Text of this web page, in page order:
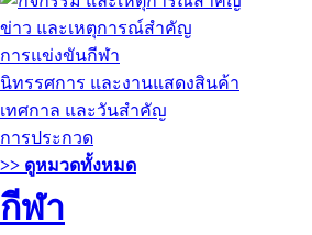
ข่าว และเหตุการณ์สำคัญ
การแข่งขันกีฬา
นิทรรศการ และงานแสดงสินค้า
เทศกาล และวันสำคัญ
การประกวด
>> ดูหมวดทั้งหมด
กีฬา